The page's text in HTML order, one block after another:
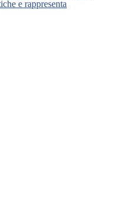
e rappresenta